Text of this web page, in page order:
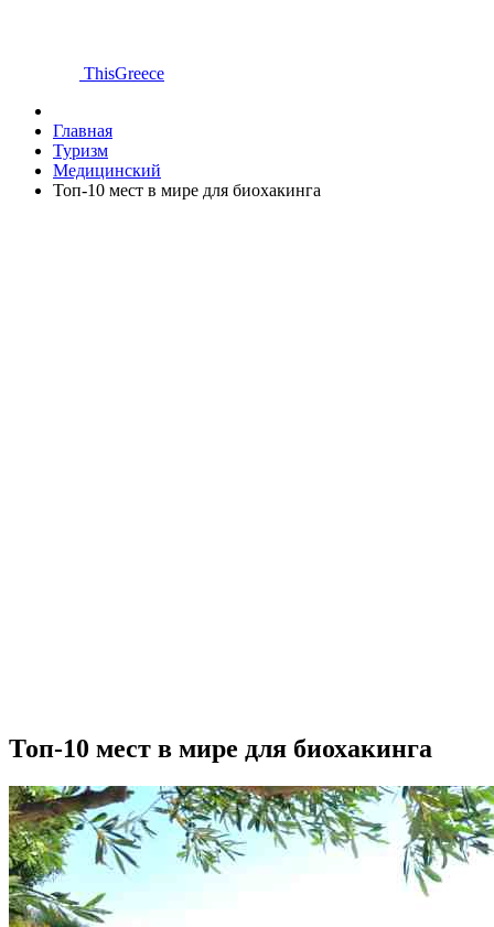
ThisGreece
Главная
Туризм
Медицинский
Топ-10 мест в мире для биохакинга
Топ-10 мест в мире для биохакинга